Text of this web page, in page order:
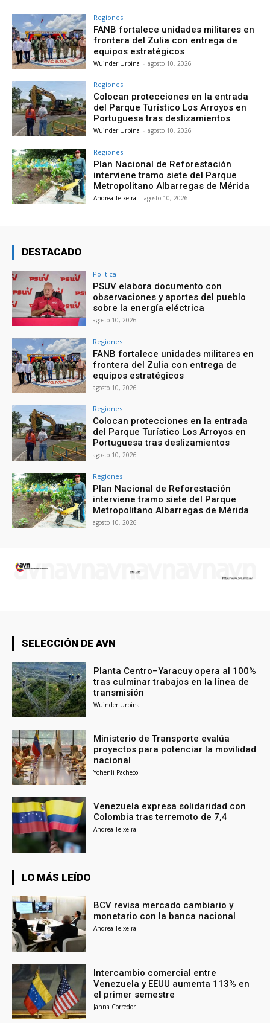
Regiones
FANB fortalece unidades militares en
frontera del Zulia con entrega de
equipos estratégicos
Wuinder Urbina - agosto 10, 2026
Regiones
Colocan protecciones en la entrada
del Parque Turístico Los Arroyos en
Portuguesa tras deslizamientos
Wuinder Urbina - agosto 10, 2026
Regiones
Plan Nacional de Reforestación
interviene tramo siete del Parque
Metropolitano Albarregas de Mérida
Andrea Teixeira - agosto 10, 2026
DESTACADO
Política
PSUV elabora documento con
observaciones y aportes del pueblo
sobre la energía eléctrica
agosto 10, 2026
Regiones
FANB fortalece unidades militares en
frontera del Zulia con entrega de
equipos estratégicos
agosto 10, 2026
Regiones
Colocan protecciones en la entrada
del Parque Turístico Los Arroyos en
Portuguesa tras deslizamientos
agosto 10, 2026
Regiones
Plan Nacional de Reforestación
interviene tramo siete del Parque
Metropolitano Albarregas de Mérida
agosto 10, 2026
SELECCIÓN DE AVN
Planta Centro–Yaracuy opera al 100%
tras culminar trabajos en la línea de
transmisión
Wuinder Urbina
Ministerio de Transporte evalúa
proyectos para potenciar la movilidad
nacional
Yohenli Pacheco
Venezuela expresa solidaridad con
Colombia tras terremoto de 7,4
Andrea Teixeira
LO MÁS LEÍDO
BCV revisa mercado cambiario y
monetario con la banca nacional
Andrea Teixeira
Intercambio comercial entre
Venezuela y EEUU aumenta 113% en
el primer semestre
Janna Corredor